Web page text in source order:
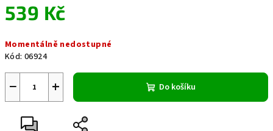
539 Kč
cena:
Momentálně nedostupné
Kód: 06924
+
− Do košíku